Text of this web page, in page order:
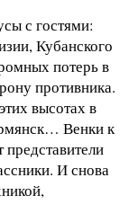
с гостями:
Кубанского
потерь в
противника.
высотах в
Венки к
И снова